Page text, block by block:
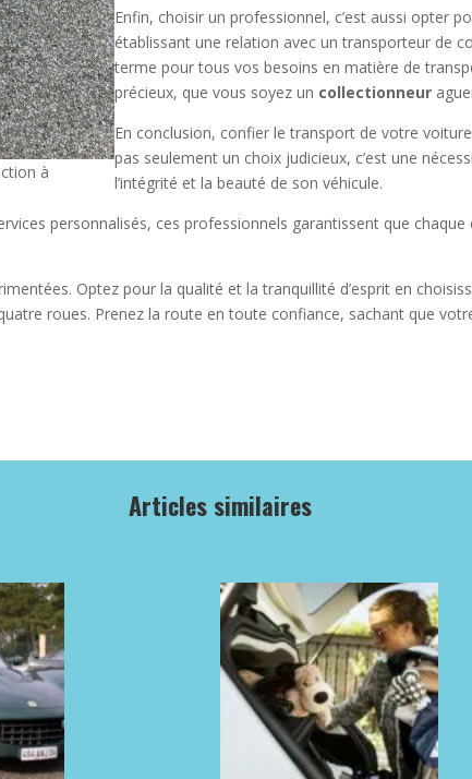
à
Enfin, choisir un professionnel, c’est aussi opter
établissant une relation avec un transporteur de
terme pour tous vos besoins en matière de
précieux, que vous soyez un collectionneur
En conclusion, confier le transport de votre
pas seulement un choix judicieux, c’est une
l’intégrité et la beauté de son véhicule.
personnalisés, ces professionnels garantissent que
Optez pour la qualité et la tranquillité d’esprit en
roues. Prenez la route en toute confiance, sachant que
Articles similaires